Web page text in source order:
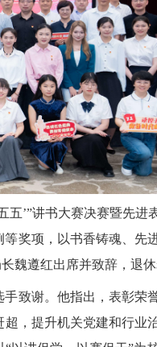
五’”讲书大赛决赛暨先进
奖项，以书香铸魂、先
魏遵红出席并致辞，退休
致谢。他指出，表彰荣
，提升机关党建和行业